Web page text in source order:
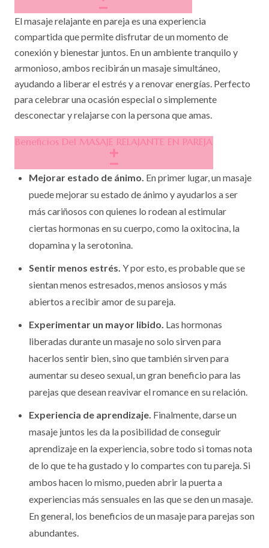
El masaje relajante en pareja es una experiencia
compartida que permite disfrutar de un momento de
conexión y bienestar juntos. En un ambiente tranquilo y
armonioso, ambos recibirán un masaje simultáneo,
ayudando a liberar el estrés y a renovar energías. Perfecto
para celebrar una ocasión especial o simplemente
desconectar y relajarse con la persona que amas.
Beneficios Del MASAJE RELAJANTE EN PAREJA
Mejorar estado de ánimo. En primer lugar, un masaje
puede mejorar su estado de ánimo y ayudarlos a ser
más cariñosos con quienes lo rodean al estimular
ciertas hormonas en su cuerpo, como la oxitocina, la
dopamina y la serotonina.
Sentir menos estrés. Y por esto, es probable que se
sientan menos estresados, menos ansiosos y más
abiertos a recibir amor de su pareja.
Experimentar un mayor libido. Las hormonas
liberadas durante un masaje no solo sirven para
hacerlos sentir bien, sino que también sirven para
aumentar su deseo sexual, un gran beneficio para las
parejas que desean reavivar el romance en su relación.
Experiencia de aprendizaje. Finalmente, darse un
masaje juntos les da la posibilidad de conseguir
aprendizaje en la experiencia, sobre todo si tomas nota
de lo que te ha gustado y lo compartes con tu pareja. Si
ambos hacen lo mismo, pueden abrir la puerta a
experiencias más sensuales en las que se den un masaje.
En general, los beneficios de un masaje para parejas son
abundantes.